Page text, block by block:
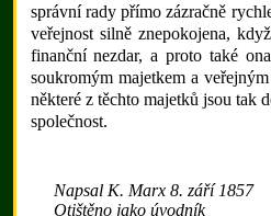
správní rady přímo zázračně
veřejnost silně znepokojena,
finanční nezdar, a proto také
soukromým majetkem a
některé z těchto majetků jsou tak
společnost.
Napsal K. Marx 8. září 1857
Otištěno jako úvodník